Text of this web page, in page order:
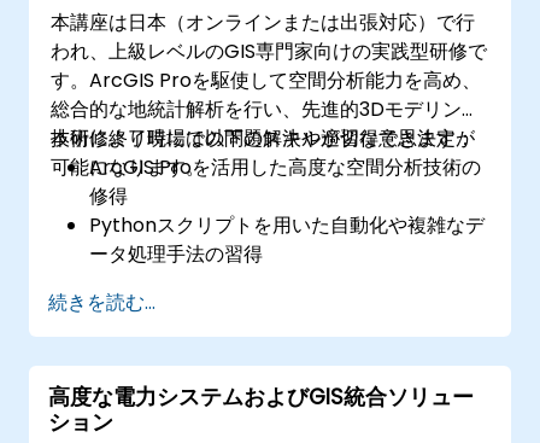
本講座は日本（オンラインまたは出張対応）で行
われ、上級レベルのGIS専門家向けの実践型研修で
す。ArcGIS Proを駆使して空間分析能力を高め、
総合的な地統計解析を行い、先進的3Dモデリング
技術により現場での問題解決や適切な意思決定が
可能になります。
本研修終了時には以下のスキルが習得できます：
ArcGIS Proを活用した高度な空間分析技術の
修得
Pythonスクリプトを用いた自動化や複雑なデ
ータ処理手法の習得
能力の向上
高度な地統計解析による正確なデータ解釈力
の獲得
外部情報源との統合および3D空間データ分析
技術の習得
続きを読む...
高度な電力システムおよびGIS統合ソリュー
ション